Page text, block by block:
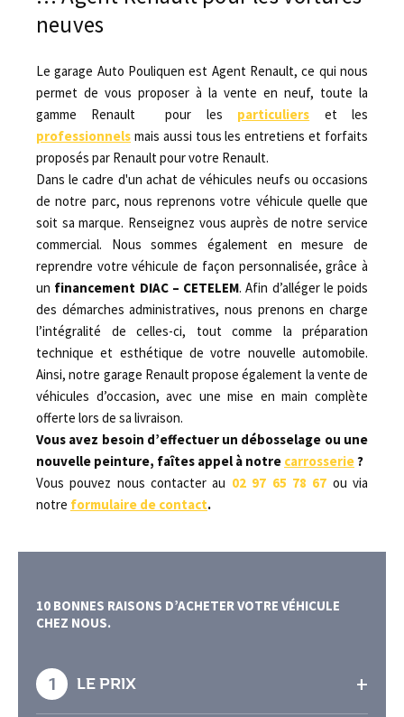
neuves
Le garage Auto Pouliquen est Agent Renault, ce qui nous
permet de vous proposer à la vente en neuf, toute la
gamme Renault pour les particuliers et les
professionnels mais aussi tous les entretiens et forfaits
proposés par Renault pour votre Renault.
Dans le cadre d'un achat de véhicules neufs ou occasions
de notre parc, nous reprenons votre véhicule quelle que
soit sa marque. Renseignez vous auprès de notre service
commercial. Nous sommes également en mesure de
reprendre votre véhicule de façon personnalisée, grâce à
un financement DIAC – CETELEM. Afin d’alléger le poids
des démarches administratives, nous prenons en charge
l’intégralité de celles-ci, tout comme la préparation
technique et esthétique de votre nouvelle automobile.
Ainsi, notre garage Renault propose également la vente de
véhicules d’occasion, avec une mise en main complète
offerte lors de sa livraison.
Vous avez besoin d’effectuer un débosselage ou une
nouvelle peinture, faîtes appel à notre carrosserie?
Vous pouvez nous contacter au 02 97 65 78 67 ou via
notre formulaire de contact.
10 BONNES RAISONS D’ACHETER VOTRE VÉHICULE
CHEZ NOUS.
1 LE PRIX +
En effet, grâce à notre large choix de véhicules,